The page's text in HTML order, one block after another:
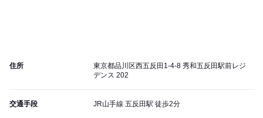
住所
東京都品川区西五反田1-4-8 秀和五反田駅前レジ
デンス 202
交通手段 JR山手線 五反田駅 徒歩2分